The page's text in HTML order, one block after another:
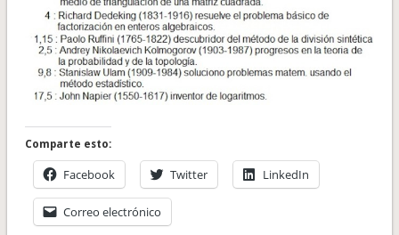
Comparte esto:
Facebook Twitter LinkedIn
Correo electrónico